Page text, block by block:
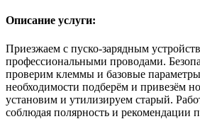
Описание услуги:
Приезжаем с пуско‑зарядным
профессиональными проводами.
проверим клеммы и базовые
необходимости подберём и привезём
установим и утилизируем старый.
соблюдая полярность и рекомендации